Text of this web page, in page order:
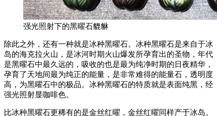
强光照射下的黑曜石貔貅
除此之外，还有一种就是冰种黑曜石。冰种黑曜石是来自于冰
岛的海克拉火山，是冰河时期火山爆发所孕育出的圣物，年代
是黑曜石中最久远的，吸收的也是最为纯净时期的日夜精华，
孕育了天地间最为纯正的能量，是非常难得的能量石，透明度
高，为黑曜石中的极品。冰种黑曜石的特质就是表面纯黑，经
强光照射显咖啡色。
比冰种黑曜石更稀有的是金丝红曜，金丝红曜同样产于冰岛。